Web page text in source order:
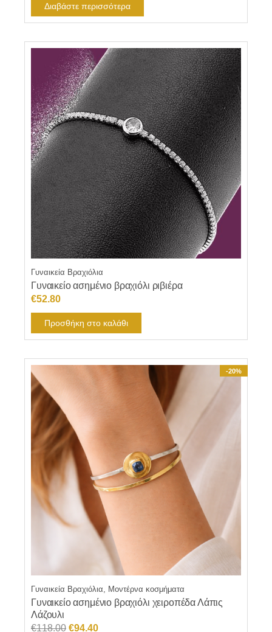
Διαβάστε περισσότερα
Γυναικεία Βραχιόλια
Γυναικείο ασημένιο βραχιόλι ριβιέρα
€52.80
Προσθήκη στο καλάθι
-20%
Γυναικεία Βραχιόλια, Μοντέρνα κοσμήματα
Γυναικείο ασημένιο βραχιόλι χειροπέδα Λάπις
Λάζουλι
€118.00 Original
€94.40Η